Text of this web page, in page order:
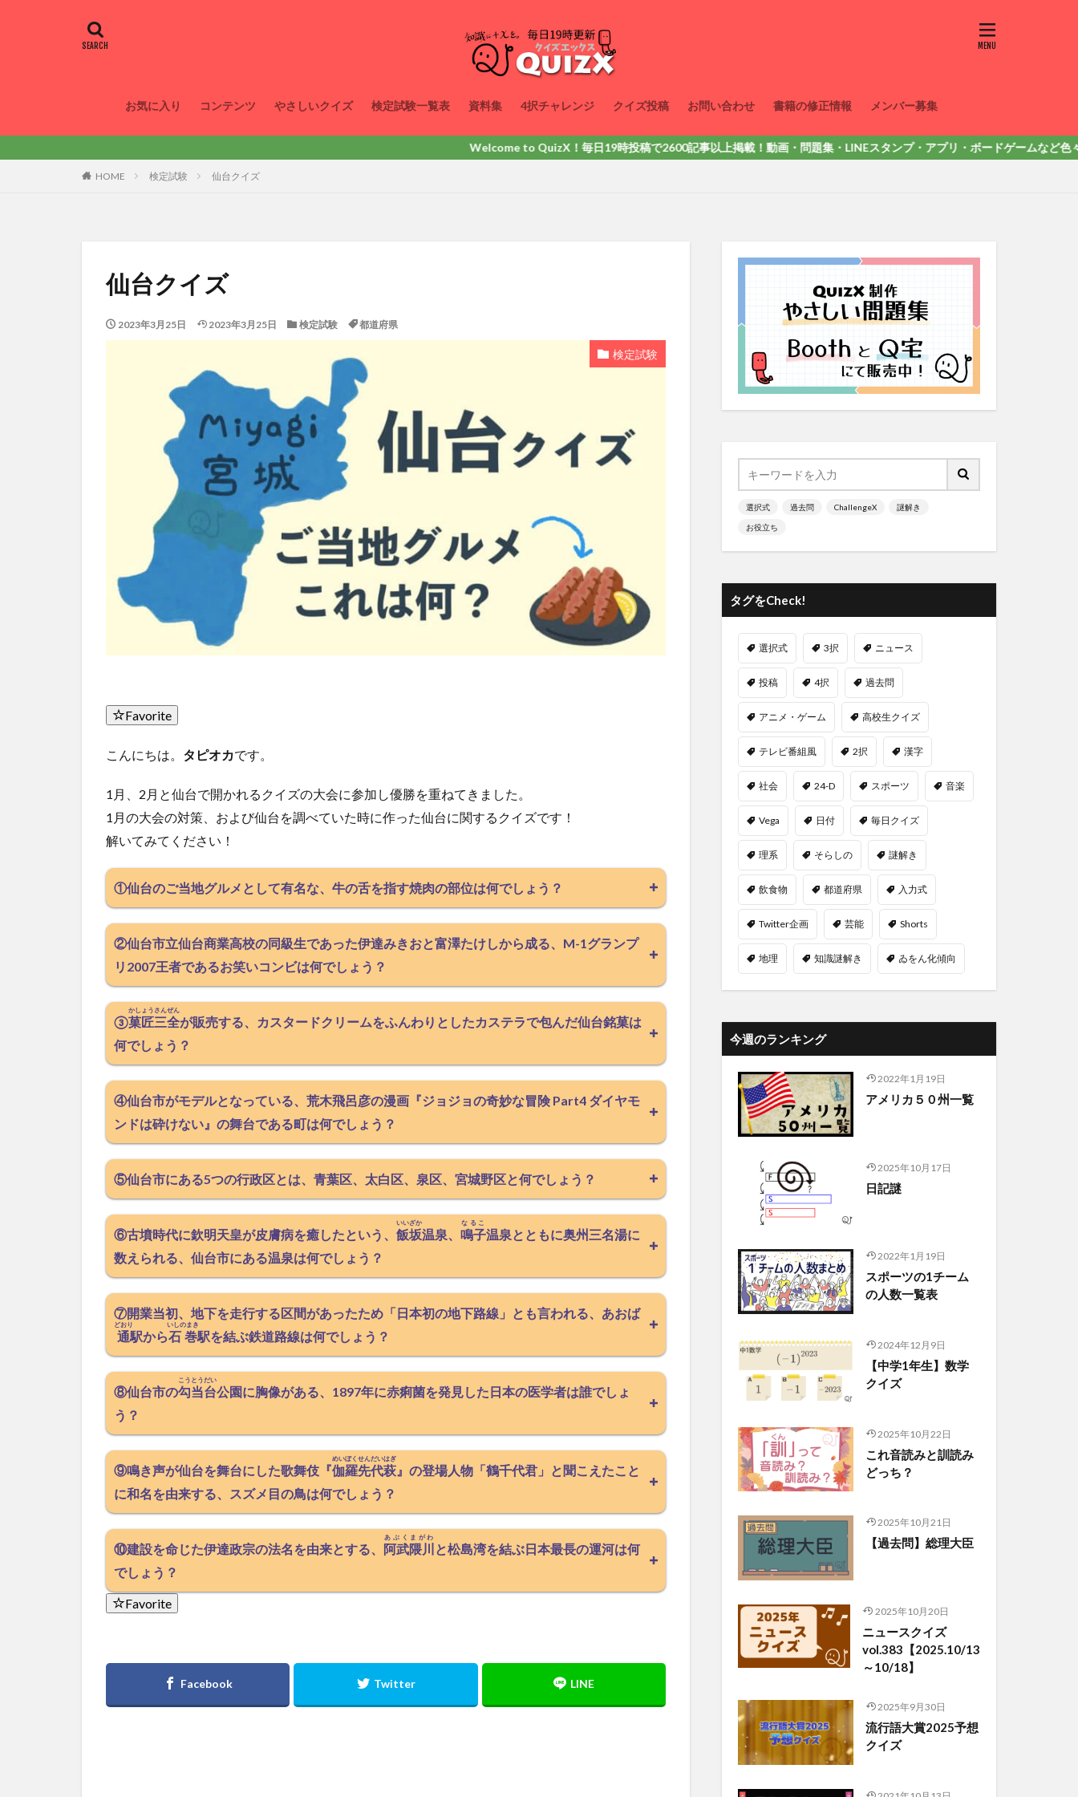
お気に入り コンテンツ やさしいクイズ 検定試験一覧表 資料集 4択チャレンジ クイズ投稿 お問い合わせ 書籍の修正情報 メンバー募集
Welcome to QuizX！毎日19時投稿で2600記事以上掲載！動画・問題集・LINEスタンプ・アプリ・ボードゲームなど色々出しています。
HOME 検定試験 仙台クイズ
仙台クイズ
2023年3月25日 2023年3月25日 検定試験 都道府県
検定試験
Favorite
こんにちは。 タピオカです。
1月、2月と仙台で開かれるクイズの大会に参加し優勝を重ねてきました。
1月の大会の対策、および仙台を調べていた時に作った仙台に関するクイズです！
解いてみてください！
①仙台のご当地グルメとして有名な、牛の舌を指す焼肉の部位は何でしょう？
②仙台市立仙台商業高校の同級生であった伊達みきおと富澤たけしから成る、M-1グランプ
リ2007王者であるお笑いコンビは何でしょう？
③菓匠三全
かしょうさんぜん
が販売する、カスタードクリームをふんわりとしたカステラで包んだ仙台銘菓は
何でしょう？
④仙台市がモデルとなっている、荒木飛呂彦の漫画『ジョジョの奇妙な冒険 Part4 ダイヤモ
ンドは砕けない』の舞台である町は何でしょう？
⑤仙台市にある5つの行政区とは、青葉区、太白区、泉区、宮城野区と何でしょう？
⑥古墳時代に欽明天皇が皮膚病を癒したという、 飯坂
いいざか
温泉、 鳴子
なるこ
温泉とともに奥州三名湯に
数えられる、仙台市にある温泉は何でしょう？
⑦開業当初、地下を走行する区間があったため「日本初の地下路線」とも言われる、あおば
通
どおり
駅から石巻
いしのまき
駅を結ぶ鉄道路線は何でしょう？
⑧仙台市の勾当台
こうとうだい
公園に胸像がある、1897年に赤痢菌を発見した日本の医学者は誰でしょ
う？
⑨鳴き声が仙台を舞台にした歌舞伎『伽羅先代萩
めいぼくせんだいはぎ
』の登場人物「鶴千代君」と聞こえたこと
に和名を由来する、スズメ目の鳥は何でしょう？
⑩建設を命じた伊達政宗の法名を由来とする、 阿武隈川
あぶくまがわ
と松島湾を結ぶ日本最長の運河は何
でしょう？
Favorite
選択式 過去問 ChallengeX 謎解き
お役立ち
タグをCheck!
選択式 3択 ニュース
投稿 4択 過去問
アニメ・ゲーム 高校生クイズ
テレビ番組風 2択 漢字
社会 24-D スポーツ 音楽
Vega 日付 毎日クイズ
理系 そらしの 謎解き
飲食物 都道府県 入力式
Twitter企画 芸能 Shorts
地理 知識謎解き ゐをん化傾向
今週のランキング
2022年1月19日
アメリカ５０州一覧
2025年10月17日
日記謎
2022年1月19日
スポーツの1チーム
の人数一覧表
2024年12月9日
【中学1年生】数学
クイズ
2025年10月22日
これ音読みと訓読み
どっち？
2025年10月21日
【過去問】総理大臣
2025年10月20日
ニュースクイズ
vol.383【2025.10/13
～10/18】
2025年9月30日
流行語大賞2025予想
クイズ